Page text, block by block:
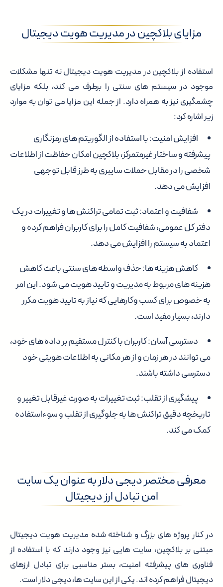
مزایای بلاکچین در مدیریت هویت دیجیتال
استفاده از بلاکچین در مدیریت هویت دیجیتال نه تنها مشکلات
موجود در سیستم های سنتی را برطرف می کند، بلکه مزایای
چشمگیری نیز به همراه دارد. از جمله این مزایا می توان به موارد
زیر اشاره کرد:
افزایش امنیت: با استفاده از الگوریتم های رمزنگاری
پیشرفته و ساختار غیرمتمرکز، بلاکچین امکان حفاظت از اطلاعات
شخصی را در مقابل حملات سایبری به طرز قابل توجهی
افزایش می دهد.
شفافیت و اعتماد: ثبت تمامی تراکنش ها و تغییرات در یک
دفتر کل عمومی، شفافیت کامل را برای کاربران فراهم کرده و
اعتماد به سیستم را افزایش می دهد.
کاهش هزینه ها: حذف واسطه های سنتی باعث کاهش
هزینه های مربوط به مدیریت و تایید هویت می شود. این امر
به خصوص برای کسب وکارهایی که نیاز به تایید هویت مکرر
دارند، بسیار مفید است.
دسترسی آسان: کاربران با کنترل مستقیم بر داده های خود،
می توانند در هر زمان و از هر مکانی به اطلاعات هویتی خود
دسترسی داشته باشند.
پیشگیری از تقلب: ثبت تغییرات به صورت غیرقابل تغییر و
تاریخچه دقیق تراکنش ها به جلوگیری از تقلب و سوءاستفاده
کمک می کند.
معرفی مختصر دیجی دلار به عنوان یک سایت
امن تبادل ارز دیجیتال
در کنار پروژه های بزرگ و شناخته شده مدیریت هویت دیجیتال
مبتنی بر بلاکچین، سایت هایی نیز وجود دارند که با استفاده از
فناوری های پیشرفته امنیت، بستر مناسبی برای تبادل ارزهای
دیجیتال فراهم کرده اند. یکی از این سایت ها، دیجی دلار است.